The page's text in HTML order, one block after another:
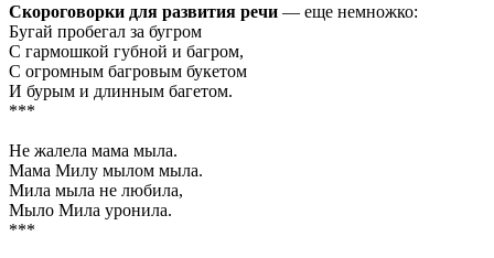
Скороговорки для развития речи — еще немножко:
Бугай пробегал за бугром
С гармошкой губной и багром,
С огромным багровым букетом
И бурым и длинным багетом.
***
Не жалела мама мыла.
Мама Милу мылом мыла.
Мила мыла не любила,
Мыло Мила уронила.
***